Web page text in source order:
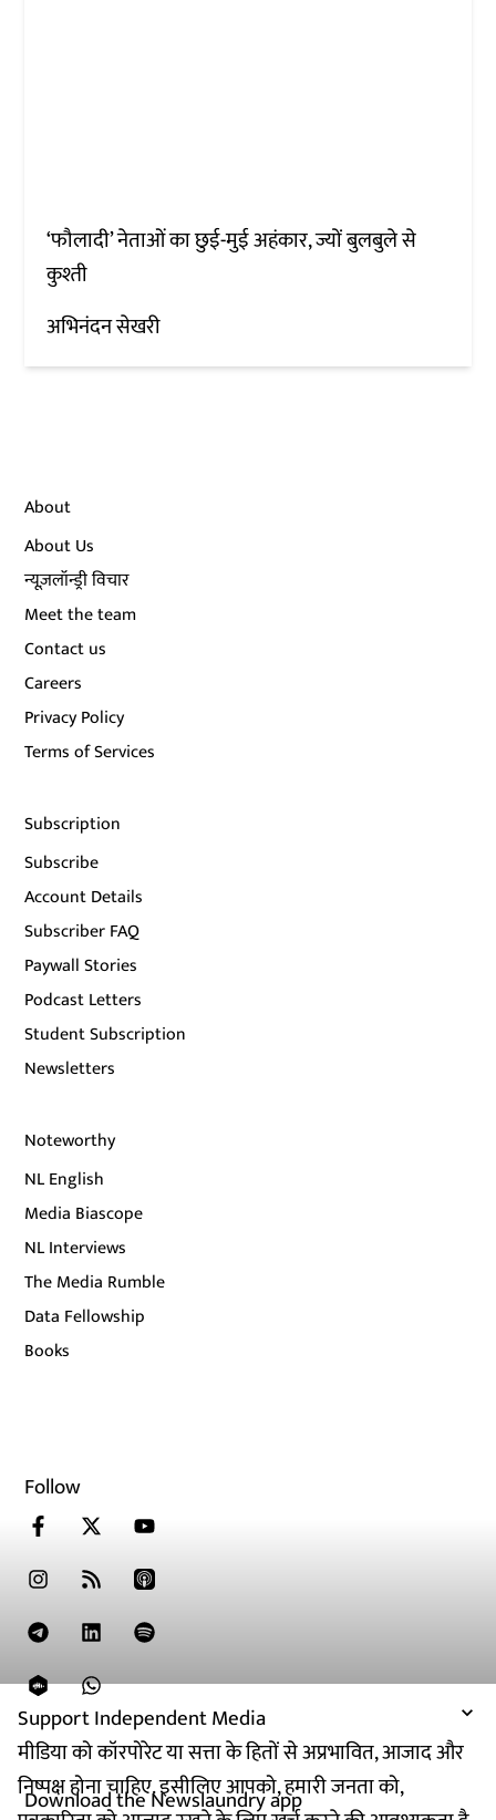
Support Independent Media
मीडिया को कॉरपोरेट या सत्ता के हितों से अप्रभावित, आजाद और
निष्पक्ष होना चाहिए. इसीलिए आपको, हमारी जनता को,
‘फौलादी’ नेताओं का छुई-मुई अहंकार, ज्यों बुलबुले से
कुश्ती
अभिनंदन सेखरी
About
About Us
न्यूज़लॉन्ड्री विचार
Meet the team
Contact us
Careers
Privacy Policy
Terms of Services
Subscription
Subscribe
Account Details
Subscriber FAQ
Paywall Stories
Podcast Letters
Student Subscription
Newsletters
Noteworthy
NL English
Media Biascope
NL Interviews
The Media Rumble
Data Fellowship
Books
Follow
Download the Newslaundry app